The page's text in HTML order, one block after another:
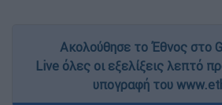
Ακολούθησε το Έθνος στο
Live όλες οι εξελίξεις λεπτό
υπογραφή του